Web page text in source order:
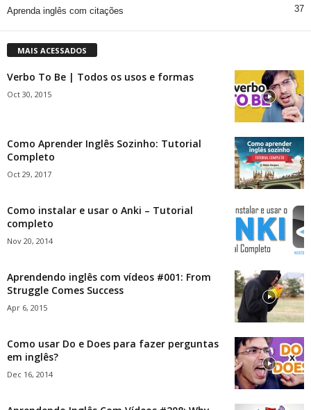
Aprenda inglês com citações 37
MAIS ACESSADOS
Verbo To Be | Todos os usos e formas
Oct 30, 2015
Como Aprender Inglês Sozinho: Tutorial
Completo
Oct 29, 2017
Como instalar e usar o Anki – Tutorial
completo
Nov 20, 2014
Aprendendo inglês com vídeos #001: From
Struggle Comes Success
Apr 6, 2015
Como usar Do e Does para fazer perguntas
em inglês?
Dec 16, 2014